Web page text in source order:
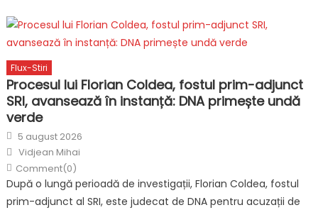
Flux-Stiri
Procesul lui Florian Coldea, fostul prim-adjunct
SRI, avansează în instanță: DNA primește undă
verde
Posted
on
5 august 2026
Author
Vidjean Mihai
Comment(0)
După o lungă perioadă de investigații, Florian Coldea, fostul
prim-adjunct al SRI, este judecat de DNA pentru acuzații de